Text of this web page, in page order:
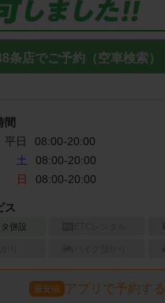
条店でご予約（空車検索）
間
平日 08:00-20:00
土
08:00-20:00
日
08:00-20:00
ス
併設
最安値 アプリで予約する